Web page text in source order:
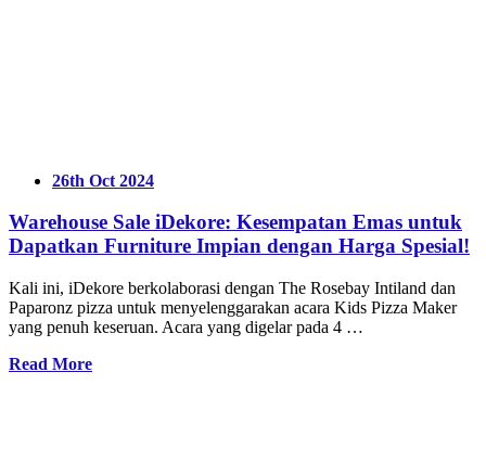
26th Oct 2024
Warehouse Sale iDekore: Kesempatan Emas untuk
Dapatkan Furniture Impian dengan Harga Spesial!
Kali ini, iDekore berkolaborasi dengan The Rosebay Intiland dan
Paparonz pizza untuk menyelenggarakan acara Kids Pizza Maker
yang penuh keseruan. Acara yang digelar pada 4 …
Read More